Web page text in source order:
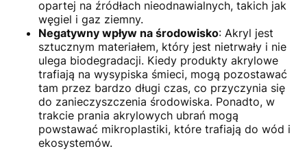
opartej na źródłach nieodnawialnych, takich jak
węgiel i gaz ziemny.
Negatywny wpływ na środowisko: Akryl jest
sztucznym materiałem, który jest nietrwały i nie
ulega biodegradacji. Kiedy produkty akrylowe
trafiają na wysypiska śmieci, mogą pozostawać
tam przez bardzo długi czas, co przyczynia się
do zanieczyszczenia środowiska. Ponadto, w
trakcie prania akrylowych ubrań mogą
powstawać mikroplastiki, które trafiają do wód i
ekosystemów.